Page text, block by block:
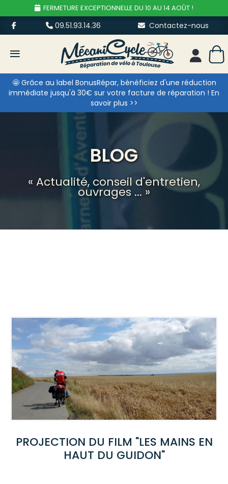
FERMETURE EXCEPTIONNELLE DU 10 AU 14 AOÛT !
09.51.93.14.36 Contactez-nous
≡ Mon
🤩 Grâce au label BonusRépar, bénéficiez d'une réduction
immédiate jusqu'à 30€ sur votre facture de réparation ! En
savoir plus >>
BLOG
« Actualité, conseil d'entretien,
ouvrages ... »
PROJECTION DU FILM "LES MAINS EN
HAUT DU GUIDON"